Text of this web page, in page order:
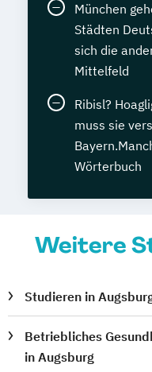
München
Städten
sich die
Mittelfeld
Ribisl?
muss sie
Wörterbuch
Weitere
Studieren in
Betriebliches
in Augsburg